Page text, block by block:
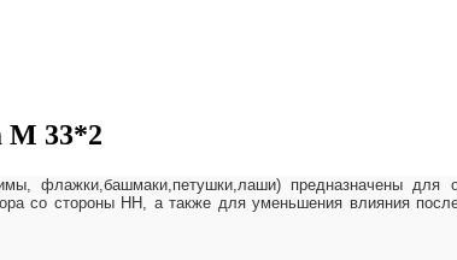
М 33*2
предназначены для
со стороны НН, а также для уменьшения влияния